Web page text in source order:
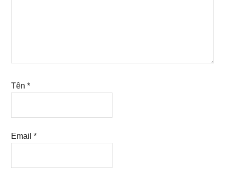
Tên*
Email*